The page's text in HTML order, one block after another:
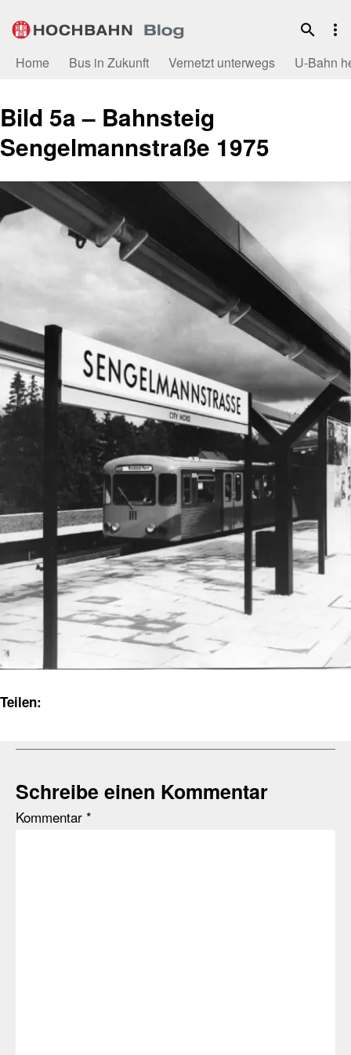
Inhalt
Home Bus in Zukunft Vernetzt unterwegs U-Bahn
Bild 5a – Bahnsteig
Sengelmannstraße 1975
Teilen:
Schreibe einen Kommentar
Kommentar *